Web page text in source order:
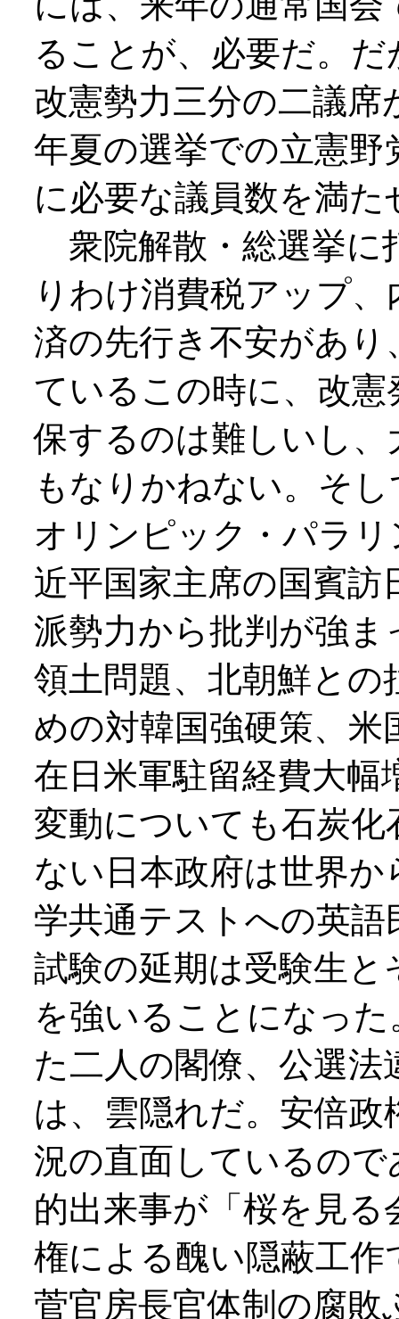
ることが、必要だ。
改憲勢力三分の二議
年夏の選挙での立憲
に必要な議員数を満
衆院解散・総選挙に
りわけ消費税アップ
済の先行き不安があ
ているこの時に、改
保するのは難しいし
もなりかねない。そ
オリンピック・パラ
近平国家主席の国賓
派勢力から批判が強
領土問題、北朝鮮との
めの対韓国強硬策、
在日米軍駐留経費大幅
変動についても石炭
ない日本政府は世界
学共通テストへの英
試験の延期は受験生
を強いることになっ
た二人の閣僚、公選法
は、雲隠れだ。安倍
況の直面しているの
的出来事が「桜を見
権による醜い隠蔽工
菅官房長官体制の腐